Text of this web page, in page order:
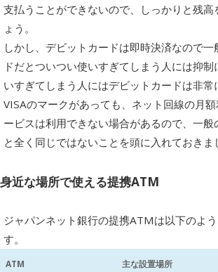
支払うことができないので、しっかりと残高
ょう。
しかし、デビットカードは即時決済なので
ドだとついつい使いすぎてしまう人には抑
いすぎてしまう人にはデビットカードは非常
VISAのマークがあっても、ネット回線の月
ービスは利用できない場合があるので、一般
と全く同じではないことを頭に入れておきま
身近な場所で使える提携ATM
ジャパンネット銀行の提携ATMは以下のよ
す。
ATM 主な設置場所